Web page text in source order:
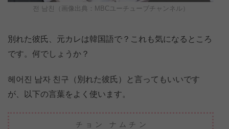
전 남친（画像出典：MBCユーチューブチャンネル）
別れた彼氏、元カレは韓国語で？これも気になるところ
です。何でしょうか？
헤어진 남자 친구（別れた彼氏）と言ってもいいです
が、以下の言葉をよく使います。
チョン ナムチン